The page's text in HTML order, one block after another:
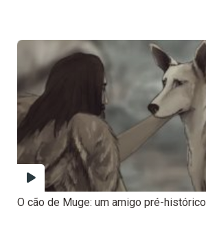
O cão de Muge: um amigo pré-histórico